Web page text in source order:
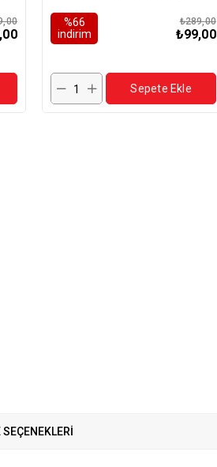
%66
i̇ndirim
₺99,00
₺289,00
Sepete Ekle
SEÇENEKLERI